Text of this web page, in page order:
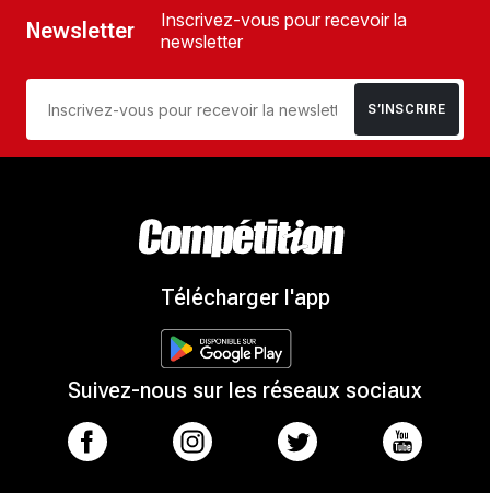
Newsletter
Inscrivez-vous pour recevoir la
newsletter
S’INSCRIRE
Télécharger l'app
Suivez-nous sur les réseaux sociaux